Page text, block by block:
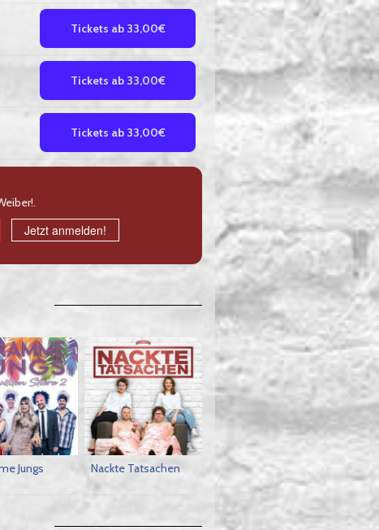
Tickets ab 33,00€
Tickets ab 33,00€
Tickets ab 33,00€
Jetzt anmelden!
Jungs Nackte Tatsachen